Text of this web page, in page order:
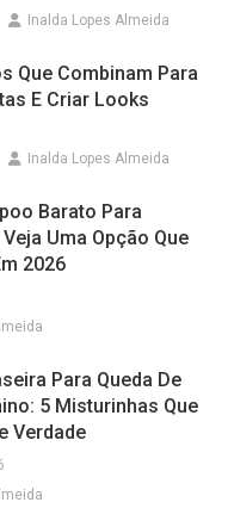
Inalda Lopes Almeida
Que Combinam Para
E Criar Looks
Inalda Lopes Almeida
Barato Para
Uma Opção Que
2026
Para Queda De
5 Misturinhas Que
Verdade